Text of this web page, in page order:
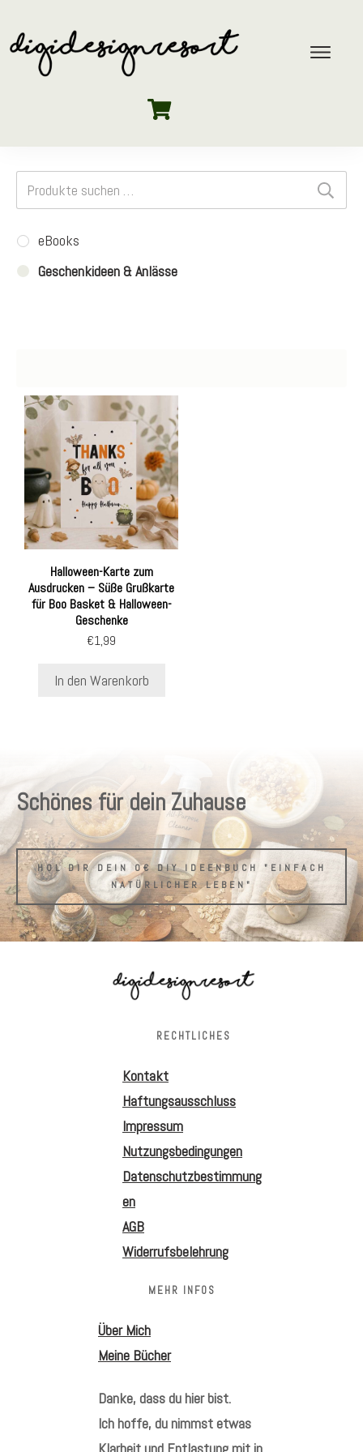
Halloween-Karte zum
Ausdrucken – Süße Grußkarte
für Boo Basket & Halloween-
Geschenke
€1,99
In den Warenkorb
Suchen
nach:
eBooks
Geschenkideen & Anlässe
Schönes für dein Zuhause
HOL DIR DEIN 0€ DIY IDEENBUCH "EINFACH
NATÜRLICHER LEBEN"
RECHTLICHES
Kontakt
Haftungsausschluss
Impressum
Nutzungsbedingungen
Datenschutzbestimmung
en
AGB
Widerrufsbelehrung
MEHR INFOS
Über Mich
Meine Bücher
Danke, dass du hier bist.
Ich hoffe, du nimmst etwas
Klarheit und Entlastung mit in